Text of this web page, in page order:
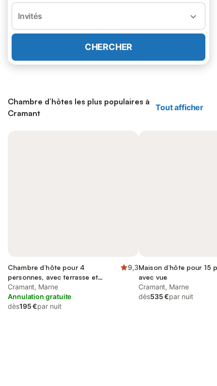
Invités
CHERCHER
Chambre d’hôtes les plus populaires à
Cramant
Tout afficher
Chambre d’hôte pour 4
personnes, avec terrasse et
jacuzzi
9,3
Cramant, Marne
Annulation gratuite
dès195 €par nuit
Maison d’hôte pour 15
avec vue
Cramant, Marne
dès535 €par nuit